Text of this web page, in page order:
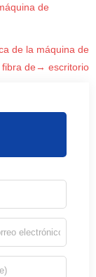
de
de la máquina de
fibra de→ escritorio